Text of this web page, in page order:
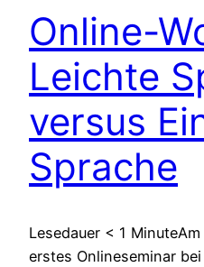
Online-
Leichte
versus
Sprache
Lesedauer < 1
erstes Onlineseminar